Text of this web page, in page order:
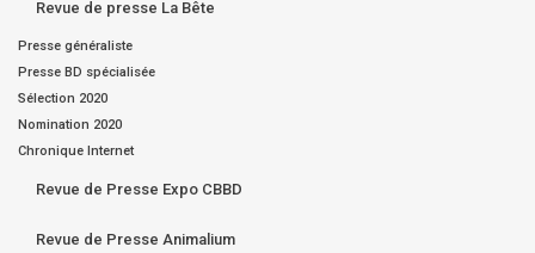
Revue de presse La Bête
Presse généraliste
Presse BD spécialisée
Sélection 2020
Nomination 2020
Chronique Internet
Revue de Presse Expo CBBD
Revue de Presse Animalium